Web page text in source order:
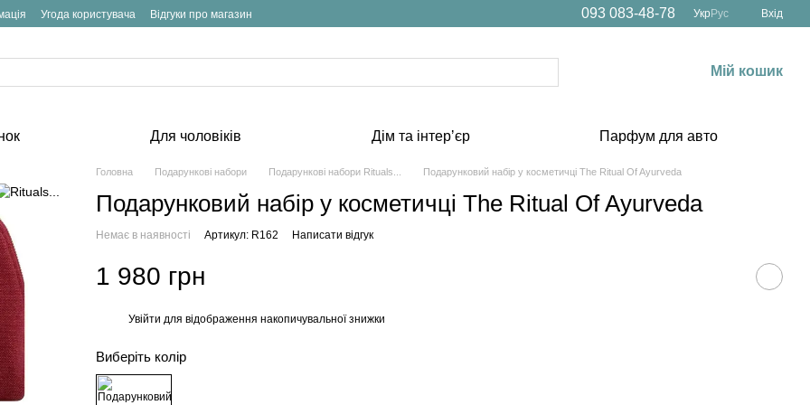
Угода користувача Відгуки про магазин 093 083-48-78 Укр Рус Вхід
Мій кошик
Для чоловіків Дім та інтерʼєр Парфум для авто
Головна Подарункові набори Подарункові набори Rituals... Подарунковий набір у косметичці The Ritual Of Ayurveda
Подарунковий набір у косметичці The Ritual Of Ayurveda
Немає в наявності Артикул: R162 Написати відгук
1 980 грн
Увійти для відображення накопичувальної знижки
Виберіть колір